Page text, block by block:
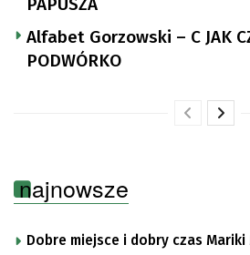
Alfabet Gorzowski – C JAK
PODWÓRKO
najnowsze
Dobre miejsce i dobry czas Mariki